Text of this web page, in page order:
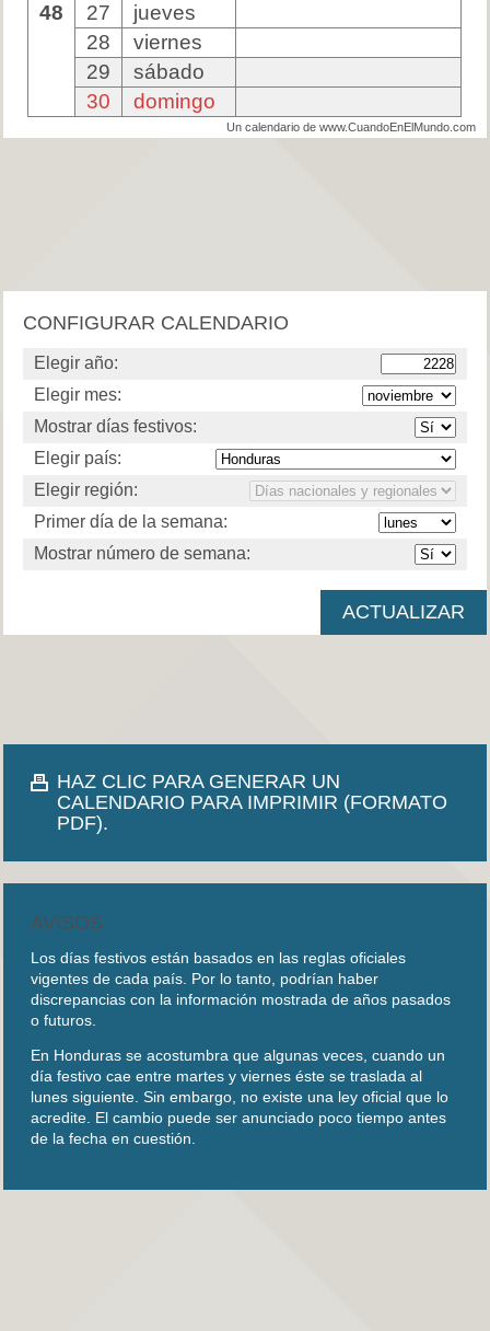
48
27
jueves
28
viernes
29
sábado
30
domingo
Un calendario de www.CuandoEnElMundo.com
CONFIGURAR CALENDARIO
Elegir año:
Elegir mes:
Mostrar días festivos:
Elegir país:
Elegir región:
Primer día de la semana:
Mostrar número de semana:
HAZ CLIC PARA GENERAR UN
CALENDARIO PARA IMPRIMIR (FORMATO
PDF).
AVISOS
Los días festivos están basados en las reglas oficiales
vigentes de cada país. Por lo tanto, podrían haber
discrepancias con la información mostrada de años pasados
o futuros.
En Honduras se acostumbra que algunas veces, cuando un
día festivo cae entre martes y viernes éste se traslada al
lunes siguiente. Sin embargo, no existe una ley oficial que lo
acredite. El cambio puede ser anunciado poco tiempo antes
de la fecha en cuestión.